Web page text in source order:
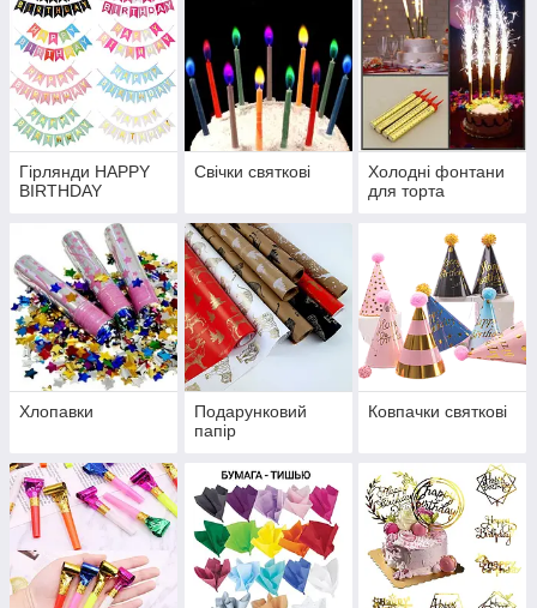
Гірлянди HAPPY
BIRTHDAY
Свічки святкові
Холодні фонтани
для торта
Хлопавки
Подарунковий
папір
Ковпачки святкові